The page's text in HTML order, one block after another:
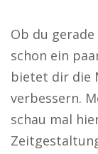
Ob du
schon ein
bietet dir die
verbessern.
schau mal